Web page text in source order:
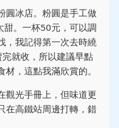
圓冰店。粉圓是手工做
甜。一杯50元，可以調
，我記得第一次去時繞
就收，所以建議早點
，這點我滿欣賞的。
觀光手冊上，但味道更
在高鐵站周邊打轉，錯